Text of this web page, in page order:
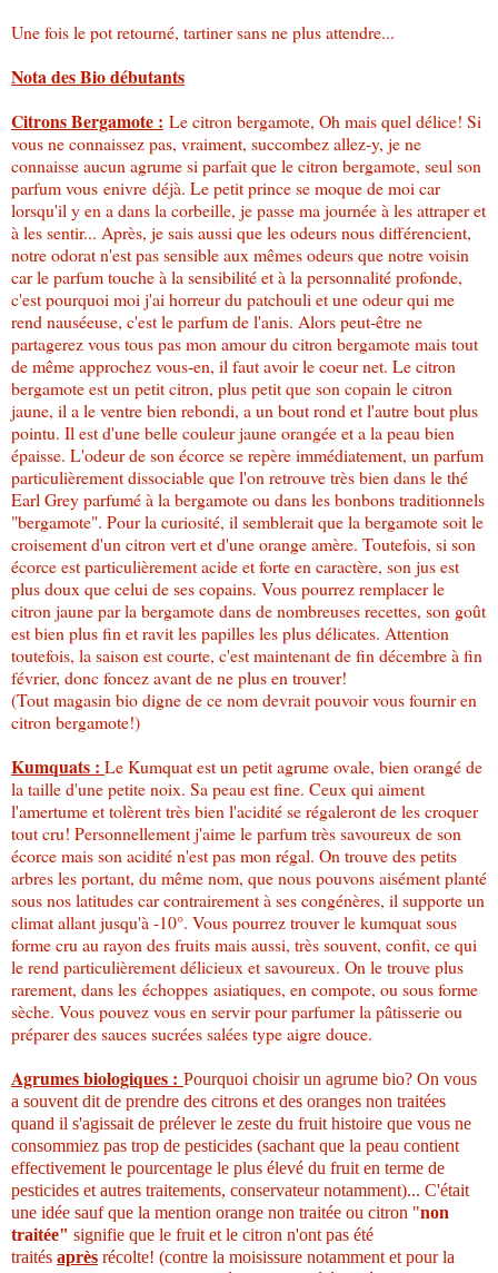
Une fois le pot retourné, tartiner sans ne plus attendre...
Nota des Bio débutants
Citrons Bergamote : Le citron bergamote, Oh mais quel délice! Si
vous ne connaissez pas, vraiment, succombez allez-y, je ne
connaisse aucun agrume si parfait que le citron bergamote, seul son
parfum vous enivre déjà. Le petit prince se moque de moi car
lorsqu'il y en a dans la corbeille, je passe ma journée à les attraper et
à les sentir... Après, je sais aussi que les odeurs nous différencient,
notre odorat n'est pas sensible aux mêmes odeurs que notre voisin
car le parfum touche à la sensibilité et à la personnalité profonde,
c'est pourquoi moi j'ai horreur du patchouli et une odeur qui me
rend nauséeuse, c'est le parfum de l'anis. Alors peut-être ne
partagerez vous tous pas mon amour du citron bergamote mais tout
de même approchez vous-en, il faut avoir le coeur net. Le citron
bergamote est un petit citron, plus petit que son copain le citron
jaune, il a le ventre bien rebondi, a un bout rond et l'autre bout plus
pointu. Il est d'une belle couleur jaune orangée et a la peau bien
épaisse. L'odeur de son écorce se repère immédiatement, un parfum
particulièrement dissociable que l'on retrouve très bien dans le thé
Earl Grey parfumé à la bergamote ou dans les bonbons traditionnels
"bergamote". Pour la curiosité, il semblerait que la bergamote soit le
croisement d'un citron vert et d'une orange amère. Toutefois, si son
écorce est particulièrement acide et forte en caractère, son jus est
plus doux que celui de ses copains. Vous pourrez remplacer le
citron jaune par la bergamote dans de nombreuses recettes, son goût
est bien plus fin et ravit les papilles les plus délicates. Attention
toutefois, la saison est courte, c'est maintenant de fin décembre à fin
février, donc foncez avant de ne plus en trouver!
(Tout magasin bio digne de ce nom devrait pouvoir vous fournir en
citron bergamote!)
Kumquats : Le Kumquat est un petit agrume ovale, bien orangé de
la taille d'une petite noix. Sa peau est fine. Ceux qui aiment
l'amertume et tolèrent très bien l'acidité se régaleront de les croquer
tout cru! Personnellement j'aime le parfum très savoureux de son
écorce mais son acidité n'est pas mon régal. On trouve des petits
arbres les portant, du même nom, que nous pouvons aisément planté
sous nos latitudes car contrairement à ses congénères, il supporte un
climat allant jusqu'à -10°. Vous pourrez trouver le kumquat sous
forme cru au rayon des fruits mais aussi, très souvent, confit, ce qui
le rend particulièrement délicieux et savoureux. On le trouve plus
rarement, dans les échoppes asiatiques, en compote, ou sous forme
sèche. Vous pouvez vous en servir pour parfumer la pâtisserie ou
préparer des sauces sucrées salées type aigre douce.
Agrumes biologiques : Pourquoi choisir un agrume bio? On vous
a souvent dit de prendre des citrons et des oranges non traitées
quand il s'agissait de prélever le zeste du fruit histoire que vous ne
consommiez pas trop de pesticides (sachant que la peau contient
effectivement le pourcentage le plus élevé du fruit en terme de
pesticides et autres traitements, conservateur notamment)... C'était
une idée sauf que la mention orange non traitée ou citron "non
traitée" signifie que le fruit et le citron n'ont pas été
traités après récolte! (contre la moisissure notamment et pour la